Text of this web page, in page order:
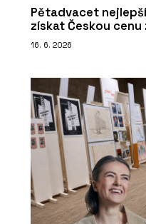
Pětadvacet
získat Českou
16. 6. 2026